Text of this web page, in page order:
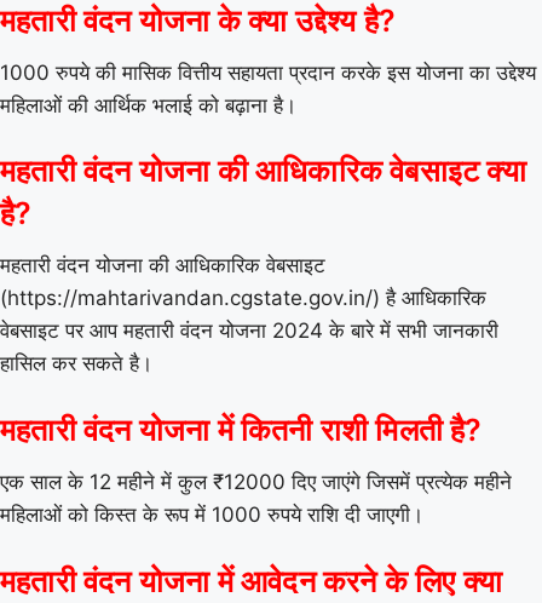
महतारी वंदन योजना के क्या उद्देश्य है?
1000 रुपये की मासिक वित्तीय सहायता प्रदान करके इस योजना का उद्देश्य
महिलाओं की आर्थिक भलाई को बढ़ाना है।
महतारी वंदन योजना की आधिकारिक वेबसाइट क्या
है?
महतारी वंदन योजना की आधिकारिक वेबसाइट
(https://mahtarivandan.cgstate.gov.in/) है आधिकारिक
वेबसाइट पर आप महतारी वंदन योजना 2024 के बारे में सभी जानकारी
हासिल कर सकते है।
महतारी वंदन योजना में कितनी राशी मिलती है?
एक साल के 12 महीने में कुल ₹12000 दिए जाएंगे जिसमें प्रत्येक महीने
महिलाओं को किस्त के रूप में 1000 रुपये राशि दी जाएगी।
महतारी वंदन योजना में आवेदन करने के लिए क्या